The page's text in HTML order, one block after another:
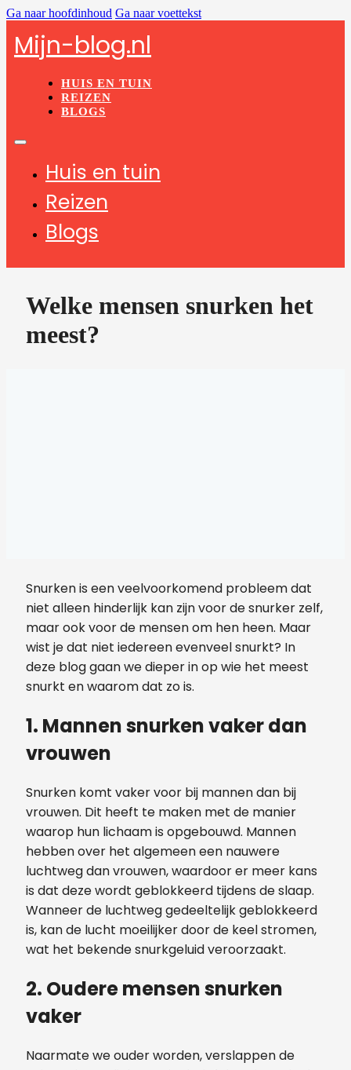
Ga naar hoofdinhoud Ga naar voettekst
Mijn-blog.nl
HUIS EN TUIN
REIZEN
BLOGS
Huis en tuin
Reizen
Blogs
Welke mensen snurken het
meest?
Snurken is een veelvoorkomend probleem dat
niet alleen hinderlijk kan zijn voor de snurker zelf,
maar ook voor de mensen om hen heen. Maar
wist je dat niet iedereen evenveel snurkt? In
deze blog gaan we dieper in op wie het meest
snurkt en waarom dat zo is.
1. Mannen snurken vaker dan
vrouwen
Snurken komt vaker voor bij mannen dan bij
vrouwen. Dit heeft te maken met de manier
waarop hun lichaam is opgebouwd. Mannen
hebben over het algemeen een nauwere
luchtweg dan vrouwen, waardoor er meer kans
is dat deze wordt geblokkeerd tijdens de slaap.
Wanneer de luchtweg gedeeltelijk geblokkeerd
is, kan de lucht moeilijker door de keel stromen,
wat het bekende snurkgeluid veroorzaakt.
2. Oudere mensen snurken
vaker
Naarmate we ouder worden, verslappen de